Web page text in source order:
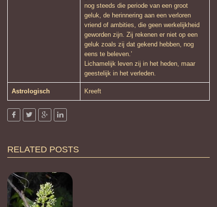
nog steeds die periode van een groot
geluk, de herinnering aan een verloren
vriend of ambities, die geen werkelijkheid
geworden zijn. Zij rekenen er niet op een
geluk zoals zij dat gekend hebben, nog
eens te beleven.’
Lichamelijk leven zij in het heden, maar
geestelijk in het verleden.
Astrologisch Kreeft
RELATED POSTS